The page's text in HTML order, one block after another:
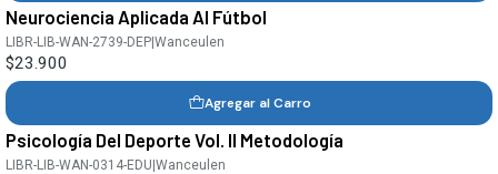
Neurociencia Aplicada Al Fútbol
LIBR-LIB-WAN-2739-DEP|Wanceulen
$23.900
Agregar al Carro
Psicología Del Deporte Vol. II Metodología
LIBR-LIB-WAN-0314-EDU |Wanceulen